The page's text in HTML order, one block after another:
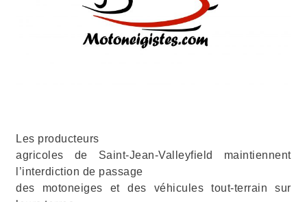
Les producteurs
agricoles de Saint-Jean-Valleyfield maintiennent
l’interdiction de passage
des motoneiges et des véhicules tout-terrain sur